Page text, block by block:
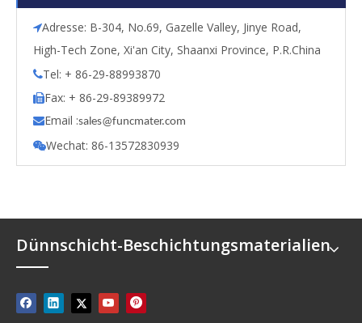
Adresse: B-304, No.69, Gazelle Valley, Jinye Road,
High-Tech Zone, Xi'an City, Shaanxi Province, P.R.China
Tel: + 86-29-88993870
Fax: + 86-29-89389972
Email :sales@funcmater.com
Wechat: 86-13572830939
Dünnschicht-Beschichtungsmaterialien